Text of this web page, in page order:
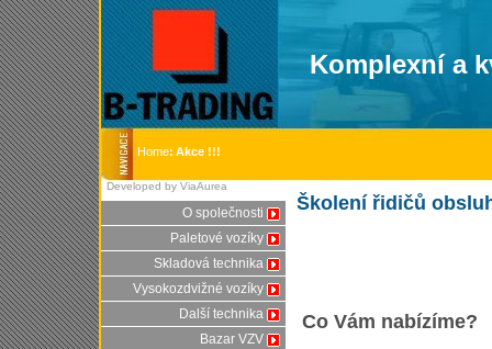
Komplexní a
Home: Akce !!!
Developed by ViaAurea
Školení řidičů
Co Vám nabízíme?
O společnosti
Paletové vozíky
Skladová technika
Vysokozdvižné vozíky
Další technika
Bazar VZV